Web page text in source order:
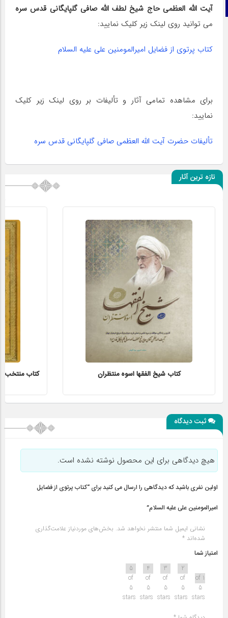
تلگرامآیت الله العظمی حاج شیخ لطف الله صافی گلپایگانی قدس سره
می توانید روی لینک زیر کلیک نمایید:
کتاب پرتوی از فضایل امیرالمومنین علی علیه السلام
برای مشاهده تمامی آثار و تألیفات بر روی لینک زیر کلیک
نمایید:
تألیفات حضرت آیت اللّه العظمی صافی گلپایگانی قدس سره
تازه ترین آثار
کتاب شیخ الفقها اسوه منتظران کتاب منتخب
ثبت دیدگاه
هیچ دیدگاهی برای این محصول نوشته نشده است.
اولین نفری باشید که دیدگاهی را ارسال می کنید برای “کتاب پرتوی از فضایل
امیرالمومنین علی علیه السلام”
نشانی ایمیل شما منتشر نخواهد شد. بخش‌های موردنیاز علامت‌گذاری
شده‌اند *
امتیاز شما
1 of
5
stars
2
of
5
stars
3
of
5
stars
4
of
5
stars
5
of
5
stars